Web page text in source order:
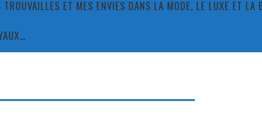
ET MES ENVIES DANS LA MODE, LE LUXE ET LA